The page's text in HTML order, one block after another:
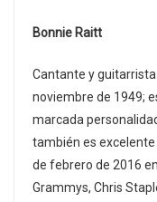
Bonnie Raitt
Cantante y
noviembre de 1949;
marcada
también es excelente
de febrero de 2016
Grammys, Chris